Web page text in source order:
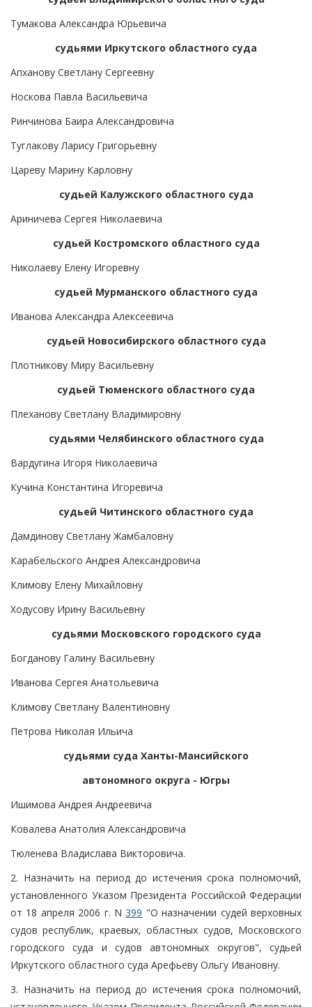
Тумакова Александра Юрьевича
судьями Иркутского областного суда
Апханову Светлану Сергеевну
Носкова Павла Васильевича
Ринчинова Баира Александровича
Туглакову Ларису Григорьевну
Цареву Марину Карловну
судьей Калужского областного суда
Ариничева Сергея Николаевича
судьей Костромского областного суда
Николаеву Елену Игоревну
судьей Мурманского областного суда
Иванова Александра Алексеевича
судьей Новосибирского областного суда
Плотникову Миру Васильевну
судьей Тюменского областного суда
Плеханову Светлану Владимировну
судьями Челябинского областного суда
Вардугина Игоря Николаевича
Кучина Константина Игоревича
судьей Читинского областного суда
Дамдинову Светлану Жамбаловну
Карабельского Андрея Александровича
Климову Елену Михайловну
Ходусову Ирину Васильевну
судьями Московского городского суда
Богданову Галину Васильевну
Иванова Сергея Анатольевича
Климову Светлану Валентиновну
Петрова Николая Ильича
судьями суда Ханты-Мансийского
автономного округа - Югры
Ишимова Андрея Андреевича
Ковалева Анатолия Александровича
Тюленева Владислава Викторовича.
2. Назначить на период до истечения срока полномочий,
установленного Указом Президента Российской Федерации
от 18 апреля 2006 г. N399 "О назначении судей верховных
судов республик, краевых, областных судов, Московского
городского суда и судов автономных округов", судьей
Иркутского областного суда Арефьеву Ольгу Ивановну.
3. Назначить на период до истечения срока полномочий,